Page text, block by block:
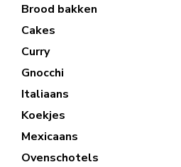
Brood bakken
Cakes
Curry
Gnocchi
Italiaans
Koekjes
Mexicaans
Ovenschotels